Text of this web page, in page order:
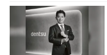
ことも可能だが、今回はパケ
のツールを1つ紹介しよう。
紹介するツールは「
ットワークフォレンジック分